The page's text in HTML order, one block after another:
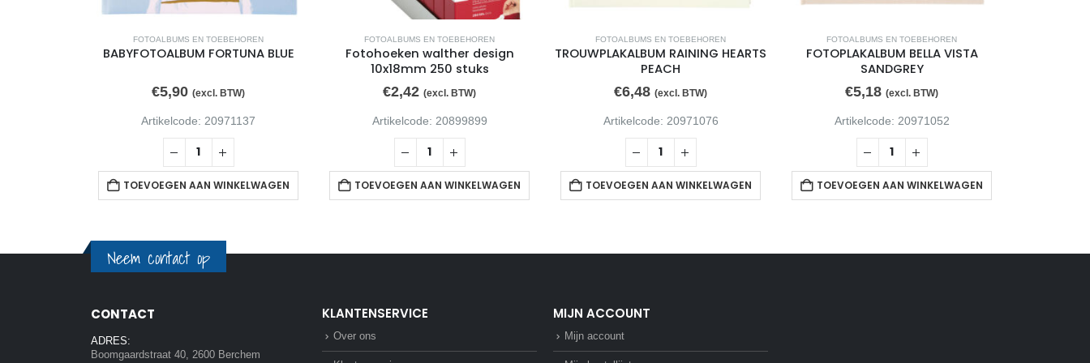
FOTOALBUMS EN TOEBEHOREN
BABYFOTOALBUM FORTUNA BLUE
€5,90 (excl. BTW)
Artikelcode: 20971137
TOEVOEGEN AAN WINKELWAGEN
FOTOALBUMS EN TOEBEHOREN
Fotohoeken walther design
10x18mm 250 stuks
€2,42 (excl. BTW)
Artikelcode: 20899899
TOEVOEGEN AAN WINKELWAGEN
FOTOALBUMS EN TOEBEHOREN
TROUWPLAKALBUM RAINING HEARTS
PEACH
€6,48 (excl. BTW)
Artikelcode: 20971076
TOEVOEGEN AAN WINKELWAGEN
FOTOALBUMS EN TOEBEHOREN
FOTOPLAKALBUM BELLA VISTA
SANDGREY
€5,18 (excl. BTW)
Artikelcode: 20971052
TOEVOEGEN AAN WINKELWAGEN
Neem contact op
CONTACT
ADRES:
Boomgaardstraat 40, 2600 Berchem
KLANTENSERVICE
Over ons
MIJN ACCOUNT
Mijn account